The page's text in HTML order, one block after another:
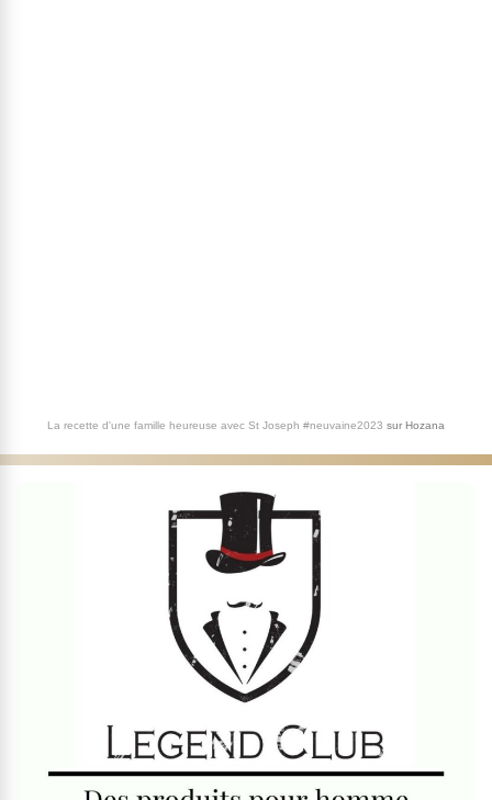
La recette d'une famille heureuse avec St Joseph #neuvaine2023 sur Hozana